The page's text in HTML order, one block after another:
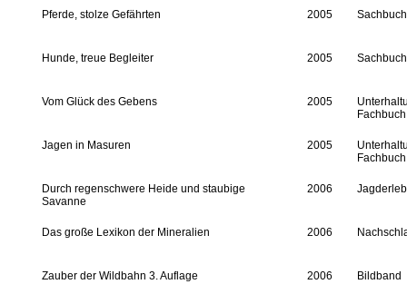
Pferde, stolze Gefährten 2005 Sachbuch
Hunde, treue Begleiter 2005 Sachbuch
Vom Glück des Gebens 2005
Fachbuch
Jagen in Masuren 2005
Fachbuch
Durch regenschwere Heide und staubige
Savanne
2006
Das große Lexikon der Mineralien 2006
Zauber der Wildbahn 3. Auflage 2006 Bildband